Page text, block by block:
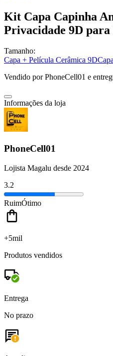
Kit Capa Capinha
Privacidade 9D
Tamanho:
Capa + Película Cerâmica 9D
Vendido porPhoneCell01 e
Informações da loja
PhoneCell01
Lojista Magalu desde 2024
3.2
RuimÓtimo
+5mil
Produtos vendidos
Entrega
No prazo